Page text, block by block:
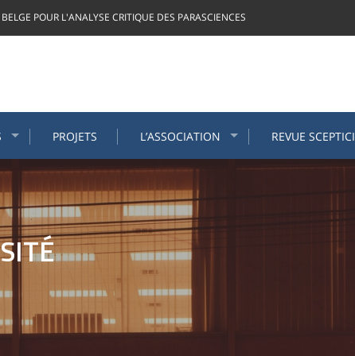
POUR L'ANALYSE CRITIQUE DES PARASCIENCES
PROJETS L’ASSOCIATION REVUE